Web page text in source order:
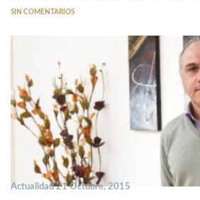
SIN COMENTARIOS
Actualidad 21 Octubre, 2015